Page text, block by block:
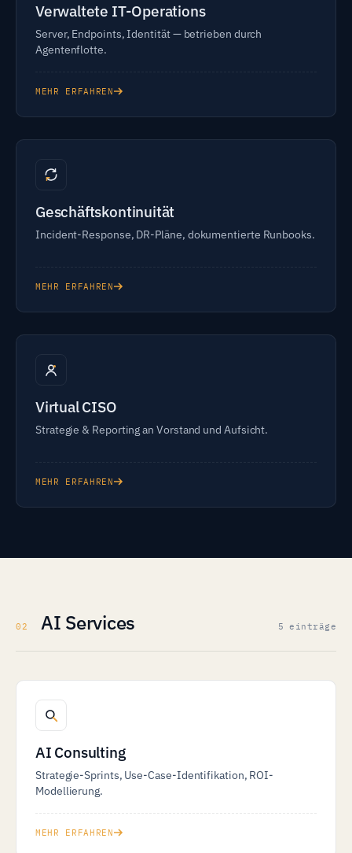
Verwaltete IT-Operations
Server, Endpoints, Identität — betrieben durch
Agentenflotte.
MEHR ERFAHREN
Geschäftskontinuität
Incident-Response, DR-Pläne, dokumentierte Runbooks.
MEHR ERFAHREN
Virtual CISO
Strategie & Reporting an Vorstand und Aufsicht.
MEHR ERFAHREN
02 AI Services 5 einträge
AI Consulting
Strategie-Sprints, Use-Case-Identifikation, ROI-
Modellierung.
MEHR ERFAHREN